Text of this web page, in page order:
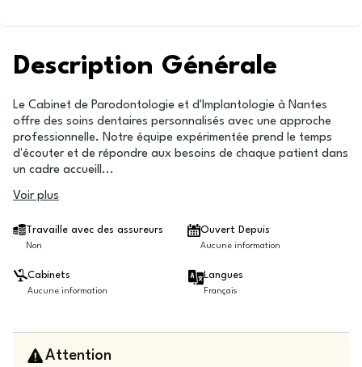
Description Générale
Le Cabinet de Parodontologie et d'Implantologie à Nantes
offre des soins dentaires personnalisés avec une approche
professionnelle. Notre équipe expérimentée prend le temps
d'écouter et de répondre aux besoins de chaque patient dans
un cadre accueill...
Voir plus
Travaille avec des assureurs
Non
Ouvert Depuis
Aucune information
Cabinets
Aucune information
Langues
Français
Attention